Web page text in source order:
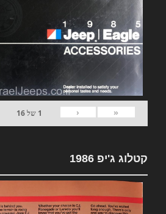
«
‹
1 של16
קטלוג ג'יפ 1986